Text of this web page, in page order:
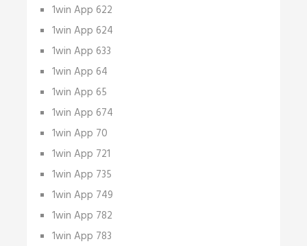
1win App 622
1win App 624
1win App 633
1win App 64
1win App 65
1win App 674
1win App 70
1win App 721
1win App 735
1win App 749
1win App 782
1win App 783